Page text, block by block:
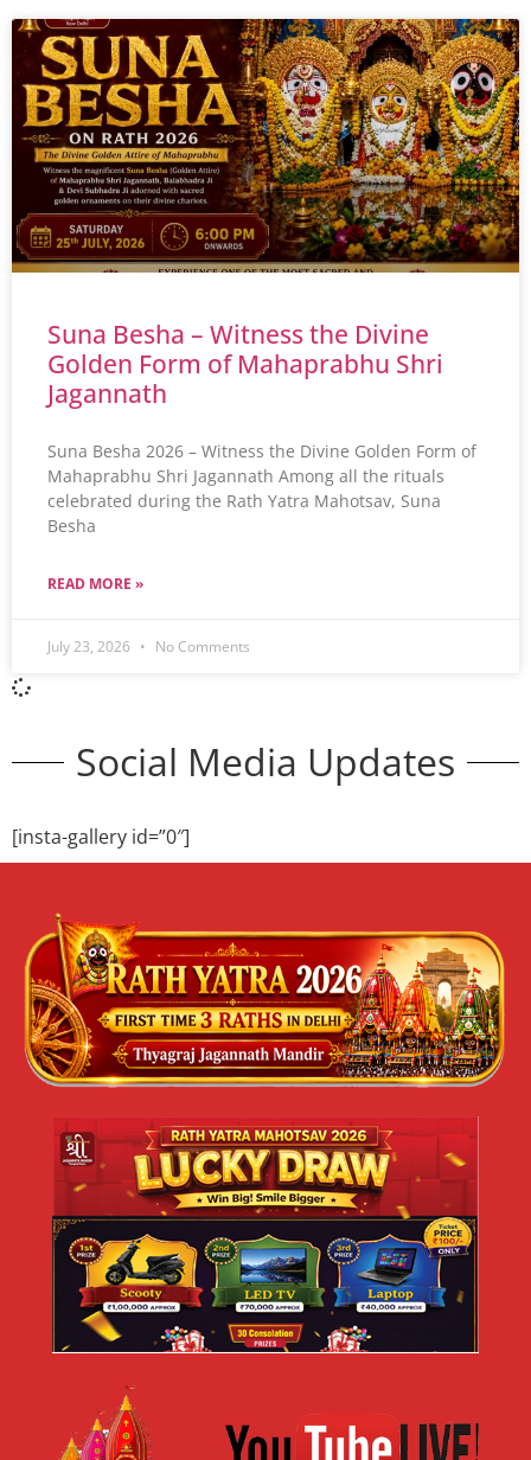
Suna Besha – Witness the Divine
Golden Form of Mahaprabhu Shri
Jagannath
Suna Besha 2026 – Witness the Divine Golden Form of
Mahaprabhu Shri Jagannath Among all the rituals
celebrated during the Rath Yatra Mahotsav, Suna
Besha
READ MORE »
July 23, 2026 No Comments
Social Media Updates
[insta-gallery id=”0″]